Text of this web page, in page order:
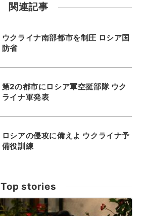
関連記事
ウクライナ南部都市を制圧 ロシア国
防省
第2の都市にロシア軍空挺部隊 ウク
ライナ軍発表
ロシアの侵攻に備えよ ウクライナ予
備役訓練
Top stories